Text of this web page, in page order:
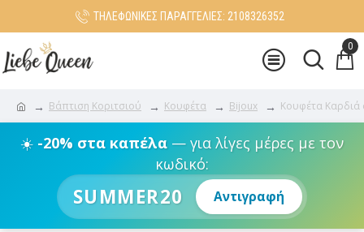
ΤΗΛΕΦΩΝΙΚΕΣ ΠΑΡΑΓΓΕΛΙΕΣ: 2108326352
0
Βάπτιση Κοριτσιού Κουφέτα Bijoux Κουφέτα Καρδιά
☀️ -20% στα καπέλα— για λίγες μέρες με τον
κωδικό:
SUMMER20 Αντιγραφή